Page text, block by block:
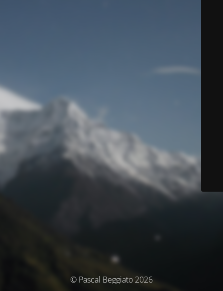
© Pascal Beggiato 2026